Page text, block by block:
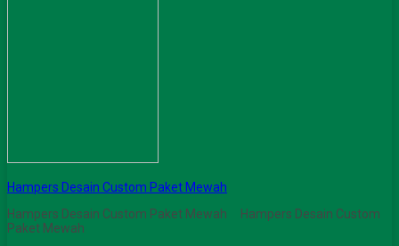
Hampers Desain Custom Paket Mewah
Hampers Desain Custom Paket Mewah Hampers Desain Custom
Paket Mewah